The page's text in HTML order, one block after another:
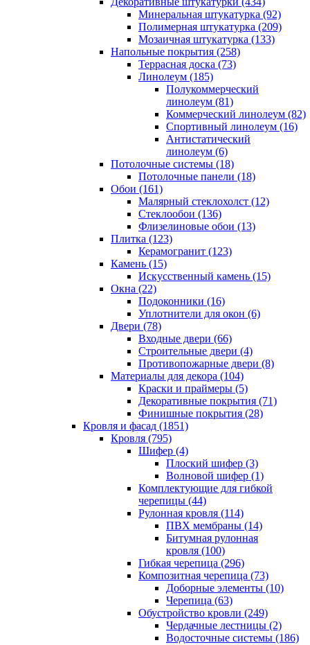
Минеральная штукатурка (92)
Полимерная штукатурка (209)
Мозаичная штукатурка (133)
Напольные покрытия (258)
Террасная доска (73)
Линолеум (185)
Полукоммерческий
линолеум (81)
Коммерческий линолеум (82)
Спортивный линолеум (16)
Антистатический
линолеум (6)
Потолочные системы (18)
Потолочные панели (18)
Обои (161)
Малярный стеклохолст (12)
Стеклообои (136)
Флизелиновые обои (13)
Плитка (123)
Керамогранит (123)
Камень (15)
Искусственный камень (15)
Окна (22)
Подоконники (16)
Уплотнители для окон (6)
Двери (78)
Входные двери (66)
Строительные двери (4)
Противопожарные двери (8)
Материалы для декора (104)
Краски и праймеры (5)
Декоративные покрытия (71)
Финишные покрытия (28)
Кровля и фасад (1851)
Кровля (795)
Шифер (4)
Плоский шифер (3)
Волновой шифер (1)
Комплектующие для гибкой
черепицы (44)
Рулонная кровля (114)
ПВХ мембраны (14)
Битумная рулонная
кровля (100)
Гибкая черепица (296)
Композитная черепица (73)
Доборные элементы (10)
Черепица (63)
Обустройство кровли (249)
Чердачные лестницы (2)
Водосточные системы (186)